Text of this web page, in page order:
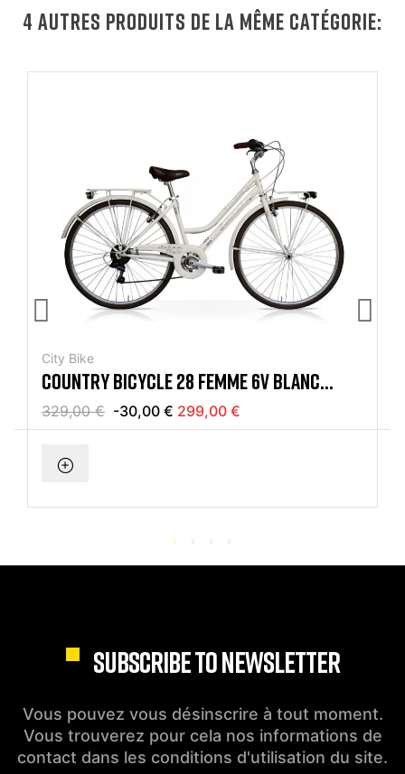
4 AUTRES PRODUITS DE LA MÊME CATÉGORIE:
City Bike
COUNTRY BICYCLE 28 FEMME 6V BLANC
MERCURIUS
329,00 € -30,00 € 299,00 €
SUBSCRIBE TO NEWSLETTER
Vous pouvez vous désinscrire à tout moment.
Vous trouverez pour cela nos informations de
contact dans les conditions d'utilisation du site.